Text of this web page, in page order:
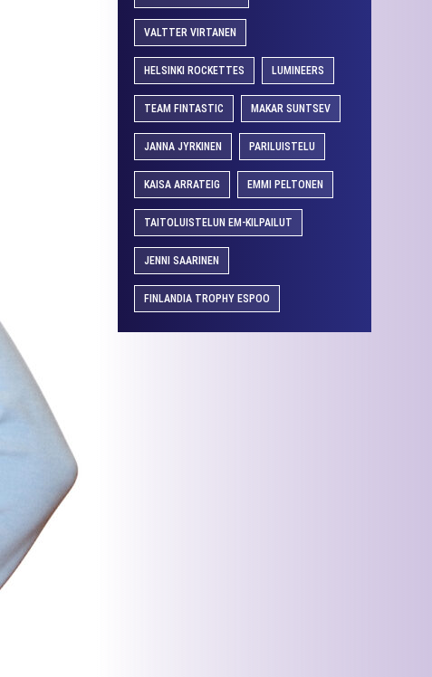
VALTTER VIRTANEN
HELSINKI ROCKETTES LUMINEERS
TEAM FINTASTIC MAKAR SUNTSEV
JANNA JYRKINEN PARILUISTELU
KAISA ARRATEIG EMMI PELTONEN
TAITOLUISTELUN EM-KILPAILUT
JENNI SAARINEN
FINLANDIA TROPHY ESPOO